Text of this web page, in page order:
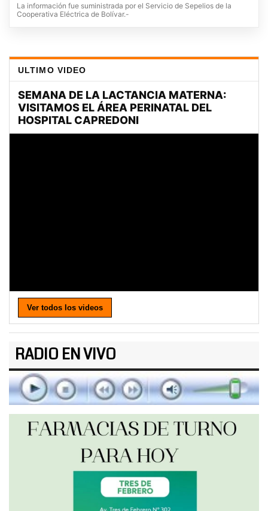
La información fue suministrada por el Servicio de Sepelios de la
Cooperativa Eléctrica de Bolívar.-
ULTIMO VIDEO
Ver todos los videos
RADIO EN VIVO